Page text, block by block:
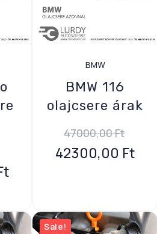
BMW
BMW 116
olajcsere árak
47000,00Ft
42300,00 Ft
Sale!